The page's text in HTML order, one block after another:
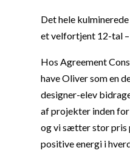
Det hele
et velfortjent 12-tal
Hos Agreement
have Oliver som en
designer-elev
af projekter inden
og vi sætter stor pris
positive energi i